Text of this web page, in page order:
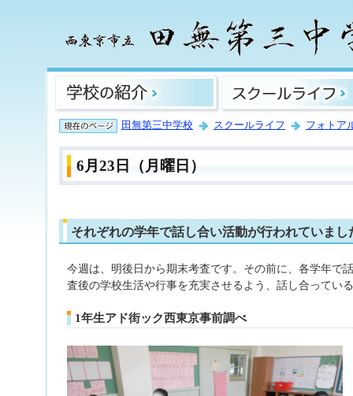
田無第三中学校 スクールライフ フォトア
6月23日（月曜日）
それぞれの学年で話し合い活動が行われていまし
今週は、明後日から期末考査です。その前に、各学年で
査後の学校生活や行事を充実させるよう、話し合ってい
1年生アド街ック西東京事前調べ